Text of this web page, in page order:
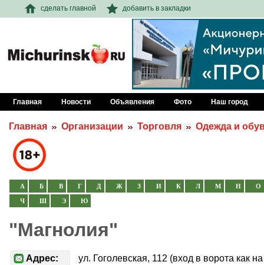
сделать главной добавить в закладки
Главная Новости Объявления Фото Наш город
Главная Организации Торговля Одежда и
А Б В Г Д Ж З И К Л М Н О
Ч Ш Э Ю
"Магнолия"
Адрес: ул. Гоголевская, 112 (вход в ворота как